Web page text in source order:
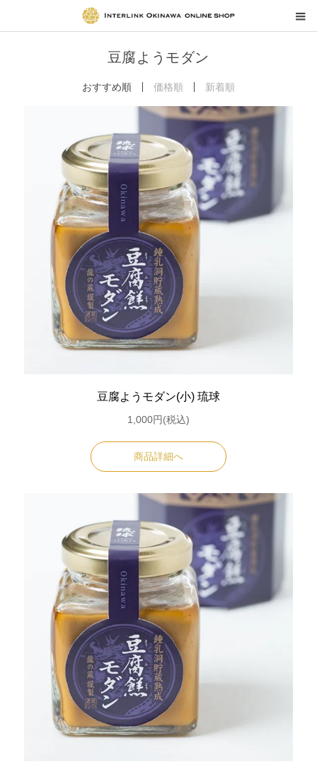
豆腐ようモダン
おすすめ順 価格順 新着順
豆腐ようモダン(小) 琉球
1,000円(税込)
商品詳細へ